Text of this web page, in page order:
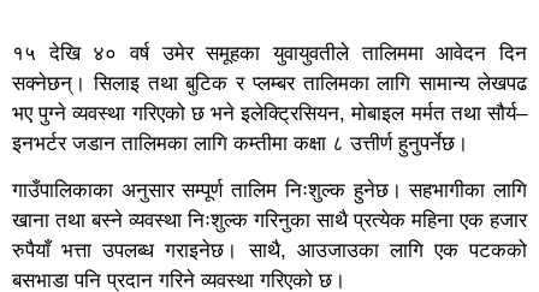
१५ देखि ४० वर्ष उमेर समूहका युवायुवतीले तालिममा आवेदन दिन
सक्नेछन्। सिलाइ तथा बुटिक र प्लम्बर तालिमका लागि सामान्य लेखपढ
भए पुग्ने व्यवस्था गरिएको छ भने इलेक्ट्रिसियन, मोबाइल मर्मत तथा सौर्य–
इनभर्टर जडान तालिमका लागि कम्तीमा कक्षा ८ उत्तीर्ण हुनुपर्नेछ।
गाउँपालिकाका अनुसार सम्पूर्ण तालिम निःशुल्क हुनेछ। सहभागीका लागि
खाना तथा बस्ने व्यवस्था निःशुल्क गरिनुका साथै प्रत्येक महिना एक हजार
रुपैयाँ भत्ता उपलब्ध गराइनेछ। साथै, आउजाउका लागि एक पटकको
बसभाडा पनि प्रदान गरिने व्यवस्था गरिएको छ।